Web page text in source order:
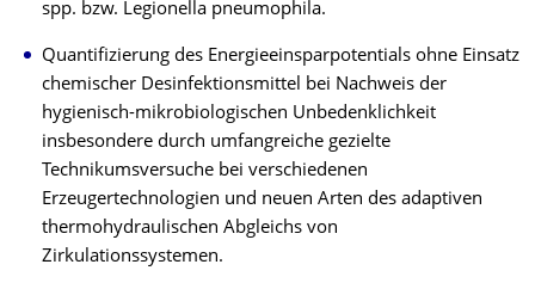
spp. bzw. Legionella pneumophila.
Quantifizierung des Energieeinsparpotentials ohne Einsatz
chemischer Desinfektionsmittel bei Nachweis der
hygienisch-mikrobiologischen Unbedenklichkeit
insbesondere durch umfangreiche gezielte
Technikumsversuche bei verschiedenen
Erzeugertechnologien und neuen Arten des adaptiven
thermohydraulischen Abgleichs von
Zirkulationssystemen.